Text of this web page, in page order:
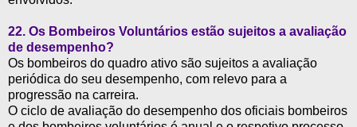
22. Os Bombeiros Voluntários estão sujeitos a avaliação
de desempenho?
Os bombeiros do quadro ativo são sujeitos a avaliação
periódica do seu desempenho, com relevo para a
progressão na carreira.
O ciclo de avaliação do desempenho dos oficiais bombeiros